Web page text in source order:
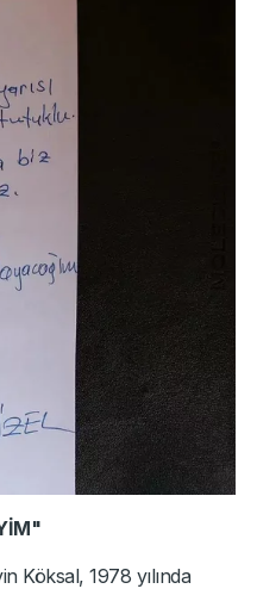
Köksal, 1978 yılında